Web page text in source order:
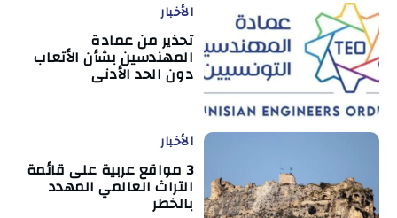
الأخبار
تحذير من عمادة
المهندسين بشأن الأتعاب
دون الحد الأدنى
الأخبار
3 مواقع عربية على قائمة
التراث العالمي المهدد
بالخطر